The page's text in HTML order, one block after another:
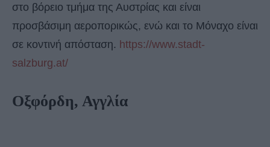
στο βόρειο τμήμα της Αυστρίας και είναι
προσβάσιμη αεροπορικώς, ενώ και το Μόναχο είναι
σε κοντινή απόσταση. https://www.stadt-
salzburg.at/
Οξφόρδη, Αγγλία